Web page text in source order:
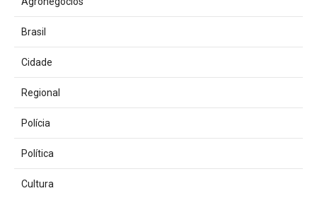
Brasil
Cidade
Regional
Polícia
Política
Cultura